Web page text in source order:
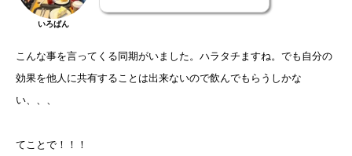
いろぱん
こんな事を言ってくる同期がいました。ハラタチますね。でも自分の
効果を他人に共有することは出来ないので飲んでもらうしかな
い、、、
てことで！！！